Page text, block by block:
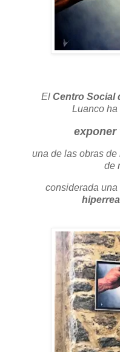
El Centro Social
Luanco ha
exponer
una de las obras de
de
considerada una